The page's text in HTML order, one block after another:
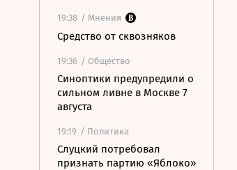
19:38 / Мнения
Средство от сквозняков
19:36 / Общество
Синоптики предупредили о
сильном ливне в Москве 7
августа
19:19 / Политика
Слуцкий потребовал
признать партию «Яблоко»